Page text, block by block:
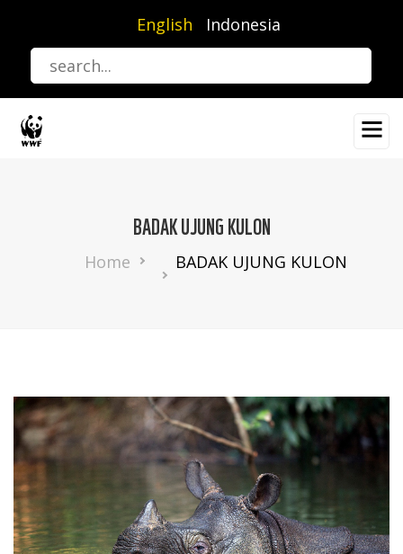
content
English Indonesia
BADAK UJUNG KULON
Breadcrumb
Home BADAK UJUNG KULON